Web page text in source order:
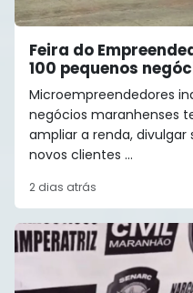
Feira do
100 pequenos
Microempreendedores
negócios maranhenses
ampliar a renda,
novos clientes ...
2 dias atrás